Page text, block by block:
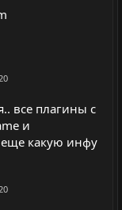
все плагины с
и
еще какую инфу